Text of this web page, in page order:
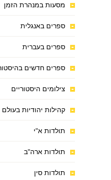
מסעות במנהרת הזמן
ספרים באנגלית
ספרים בעברית
ספרים חדשים
צילומים היסטוריים
קהילות יהודיות בעולם
תולדות א"י
תולדות ארה"ב
תולדות סין